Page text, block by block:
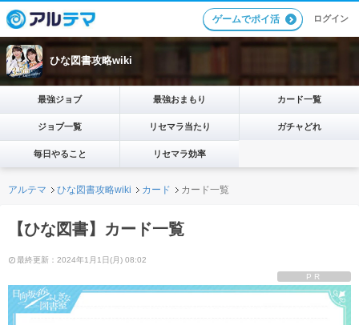
ゲームでポイ活 ログイン
ひな図書攻略wiki
最強ジョブ 最強おまもり カード一覧
ジョブ一覧 リセマラ当たり ガチャどれ
毎日やること リセマラ効率
アルテマ ひな図書攻略wiki カード カード一覧
【ひな図書】カード一覧
最終更新：2024年1月1日(月) 08:02
PR